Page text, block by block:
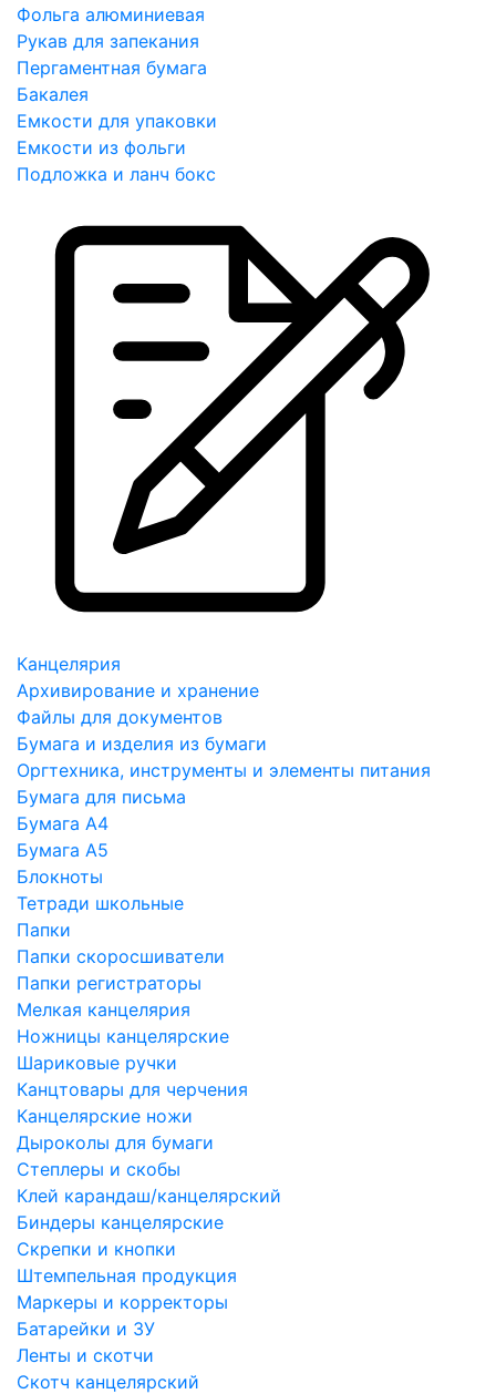
Фольга алюминиевая
Рукав для запекания
Пергаментная бумага
Бакалея
Емкости для упаковки
Емкости из фольги
Подложка и ланч бокс
Канцелярия
Архивирование и хранение
Файлы для документов
Бумага и изделия из бумаги
Оргтехника, инструменты и элементы питания
Бумага для письма
Бумага А4
Бумага А5
Блокноты
Тетради школьные
Папки
Папки скоросшиватели
Папки регистраторы
Мелкая канцелярия
Ножницы канцелярские
Шариковые ручки
Канцтовары для черчения
Канцелярские ножи
Дыроколы для бумаги
Степлеры и скобы
Клей карандаш/канцелярский
Биндеры канцелярские
Скрепки и кнопки
Штемпельная продукция
Маркеры и корректоры
Батарейки и ЗУ
Ленты и скотчи
Скотч канцелярский